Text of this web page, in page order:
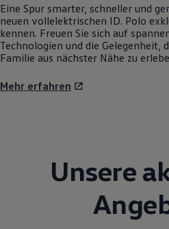
Pannen- und Unfallhilfe
Volkswagen
Eine Spur smarter, schneller und
neuen vollelektrischen ID. Polo
kennen. Freuen Sie sich auf
Technologien und die Gelegenheit,
Familie aus nächster Nähe zu
Mehr erfahren
Unsere